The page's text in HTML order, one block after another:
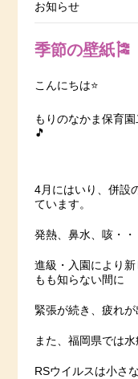
お知らせ
季節の壁紙🎏
こんにちは⭐️
もりのなかま保育
🎵
4月にはいり、併設
ています。
発熱、鼻水、咳・
進級・入園により
もも知らない間に
緊張が続き、疲れが
また、福岡県では
RSウイルスは小さ